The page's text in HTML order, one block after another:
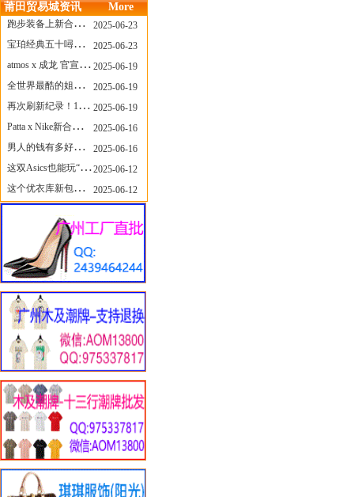
莆田贸易城资讯 More
跑步装备上新合集，最近有什么可以关注的呢？
2025-06-23
宝珀经典五十噚家族再添新员 适配所有腕围的38mm小表径腕表亮相
2025-06-23
atmos x 成龙 官宣，《警察故事》联名短袖公布！
2025-06-19
全世界最酷的姐姐，和Nike联名的鞋要来了！
2025-06-19
再次刷新纪录！14只 LABUBU 共拍出240万元
2025-06-19
Patta x Nike新合作提前泄露，这次的服饰周边也有亮点？
2025-06-16
男人的钱有多好赚？四个大学生创业卖短裤，年销8个亿！
2025-06-16
这双Asics也能玩“牛仔感”？TOGA联名即将登场！
2025-06-12
这个优衣库新包，能火起来吗？
2025-06-12